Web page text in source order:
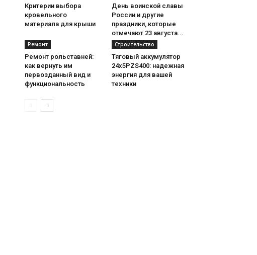
Критерии выбора
кровельного
материала для крыши
День воинской славы
России и другие
праздники, которые
отмечают 23 августа...
Ремонт
Ремонт рольставней:
как вернуть им
первозданный вид и
функциональность
Строительство
Тяговый аккумулятор
24х5PZS400: надежная
энергия для вашей
техники